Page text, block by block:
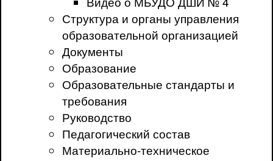
Структура и органы управления
образовательной организацией
Документы
Образование
Образовательные стандарты и
требования
Руководство
Педагогический состав
Материально-техническое